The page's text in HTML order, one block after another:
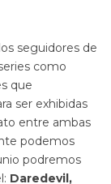
seguidores de
como
que
ser exhibidas
entre ambas
podemos
podremos
Daredevil,